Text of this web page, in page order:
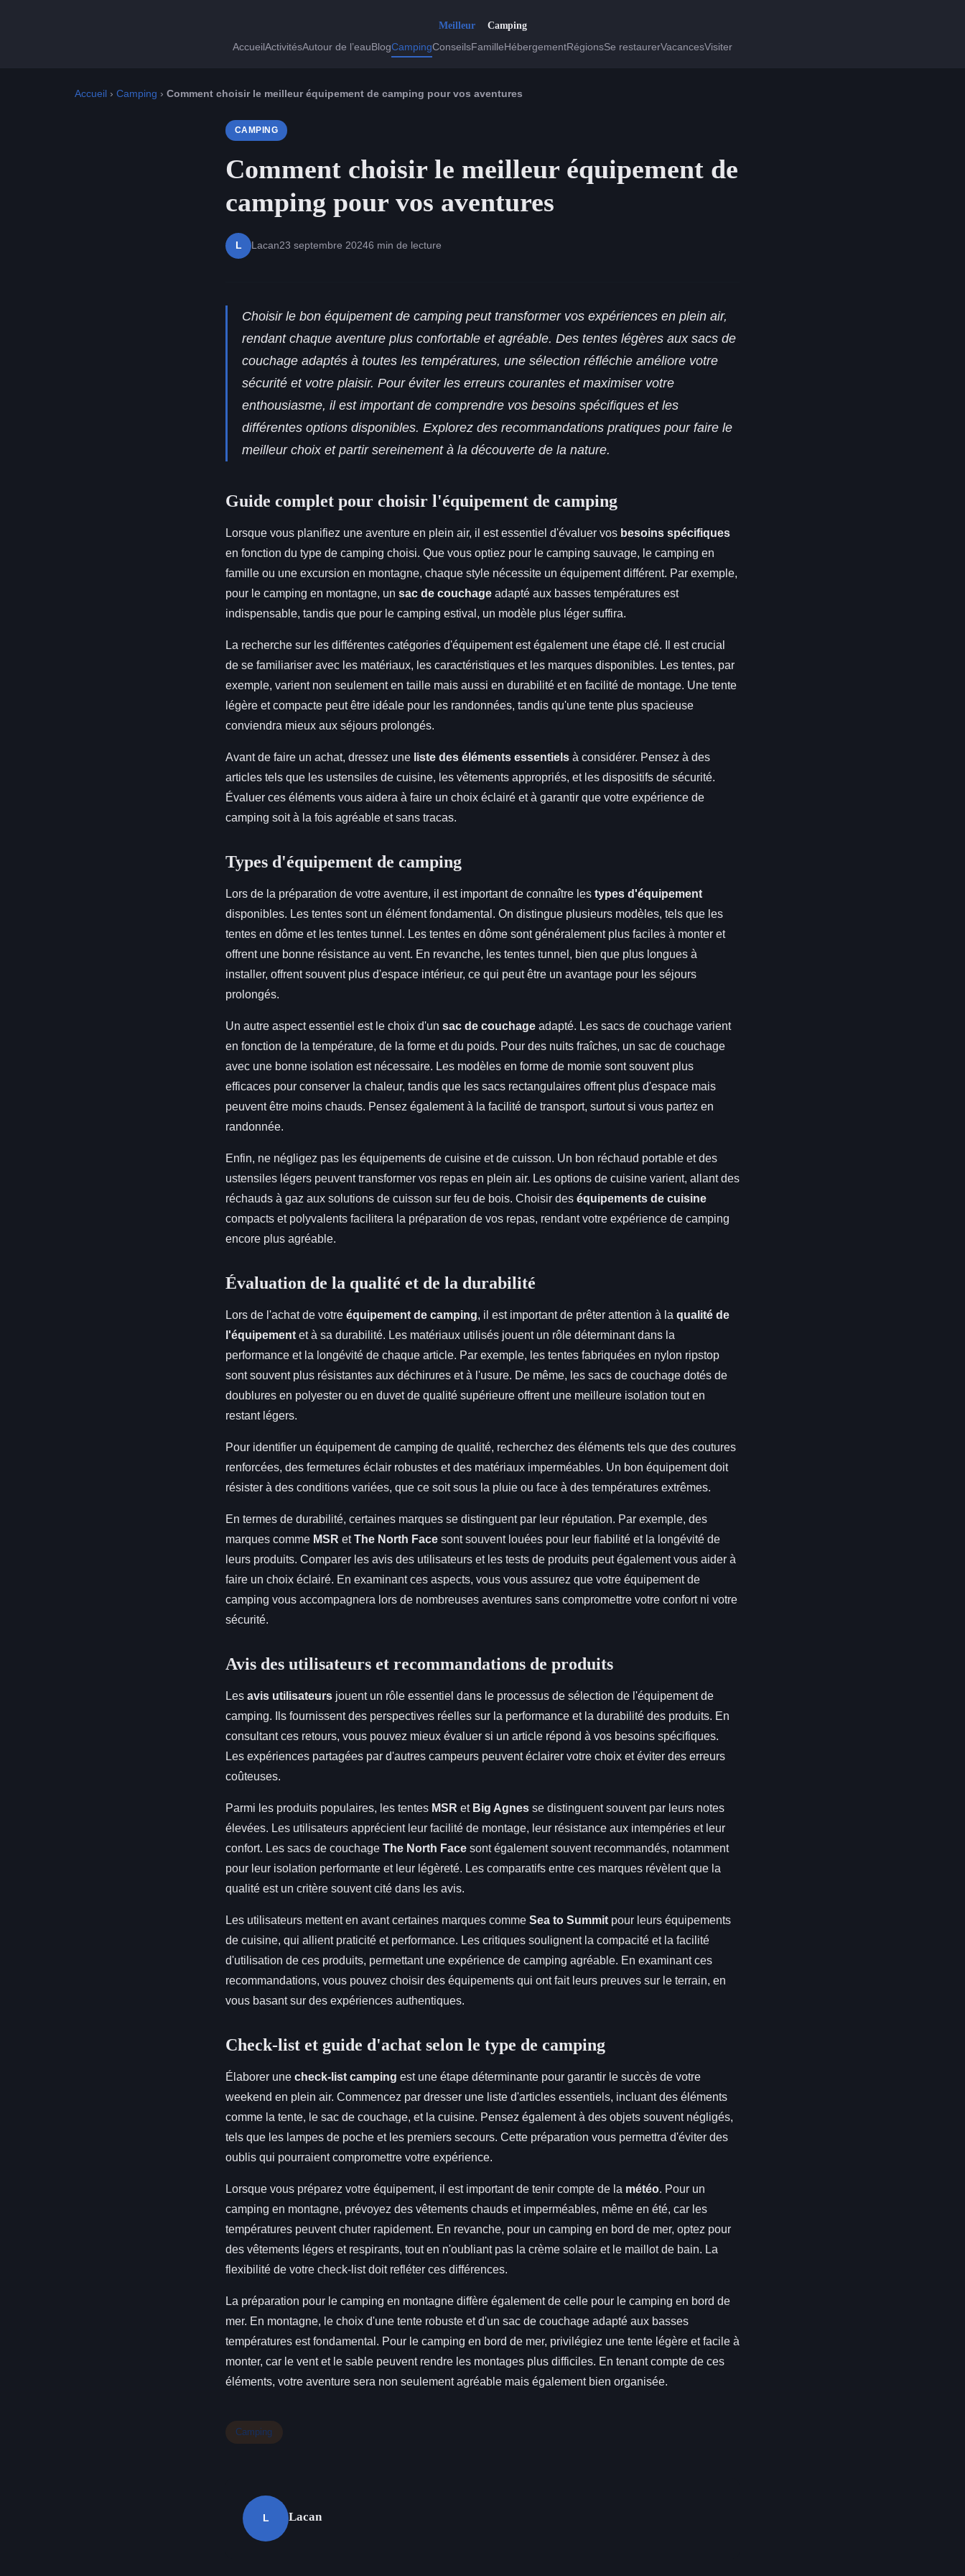
AccueilActivitésAutour de l’eauBlogCampingConseilsFamilleHébergementRégionsSe restaurerVacancesVisiter
Accueil › Camping › Comment choisir le meilleur équipement de camping pour vos aventures
CAMPING
Comment choisir le meilleur équipement de
camping pour vos aventures
L Lacan23 septembre 20246 min de lecture
Choisir le bon équipement de camping peut transformer vos expériences en plein air,
rendant chaque aventure plus confortable et agréable. Des tentes légères aux sacs de
couchage adaptés à toutes les températures, une sélection réfléchie améliore votre
sécurité et votre plaisir. Pour éviter les erreurs courantes et maximiser votre
enthousiasme, il est important de comprendre vos besoins spécifiques et les
différentes options disponibles. Explorez des recommandations pratiques pour faire le
meilleur choix et partir sereinement à la découverte de la nature.
Guide complet pour choisir l'équipement de camping
Lorsque vous planifiez une aventure en plein air, il est essentiel d'évaluer vos besoins spécifiques
en fonction du type de camping choisi. Que vous optiez pour le camping sauvage, le camping en
famille ou une excursion en montagne, chaque style nécessite un équipement différent. Par exemple,
pour le camping en montagne, un sac de couchage adapté aux basses températures est
indispensable, tandis que pour le camping estival, un modèle plus léger suffira.
La recherche sur les différentes catégories d'équipement est également une étape clé. Il est crucial
de se familiariser avec les matériaux, les caractéristiques et les marques disponibles. Les tentes, par
exemple, varient non seulement en taille mais aussi en durabilité et en facilité de montage. Une tente
légère et compacte peut être idéale pour les randonnées, tandis qu'une tente plus spacieuse
conviendra mieux aux séjours prolongés.
Avant de faire un achat, dressez une liste des éléments essentiels à considérer. Pensez à des
articles tels que les ustensiles de cuisine, les vêtements appropriés, et les dispositifs de sécurité.
Évaluer ces éléments vous aidera à faire un choix éclairé et à garantir que votre expérience de
camping soit à la fois agréable et sans tracas.
Types d'équipement de camping
Lors de la préparation de votre aventure, il est important de connaître les types d'équipement
disponibles. Les tentes sont un élément fondamental. On distingue plusieurs modèles, tels que les
tentes en dôme et les tentes tunnel. Les tentes en dôme sont généralement plus faciles à monter et
offrent une bonne résistance au vent. En revanche, les tentes tunnel, bien que plus longues à
installer, offrent souvent plus d'espace intérieur, ce qui peut être un avantage pour les séjours
prolongés.
Un autre aspect essentiel est le choix d'un sac de couchage adapté. Les sacs de couchage varient
en fonction de la température, de la forme et du poids. Pour des nuits fraîches, un sac de couchage
avec une bonne isolation est nécessaire. Les modèles en forme de momie sont souvent plus
efficaces pour conserver la chaleur, tandis que les sacs rectangulaires offrent plus d'espace mais
peuvent être moins chauds. Pensez également à la facilité de transport, surtout si vous partez en
randonnée.
Enfin, ne négligez pas les équipements de cuisine et de cuisson. Un bon réchaud portable et des
ustensiles légers peuvent transformer vos repas en plein air. Les options de cuisine varient, allant des
réchauds à gaz aux solutions de cuisson sur feu de bois. Choisir des équipements de cuisine
compacts et polyvalents facilitera la préparation de vos repas, rendant votre expérience de camping
encore plus agréable.
Évaluation de la qualité et de la durabilité
Lors de l'achat de votre équipement de camping, il est important de prêter attention à la qualité de
l'équipement et à sa durabilité. Les matériaux utilisés jouent un rôle déterminant dans la
performance et la longévité de chaque article. Par exemple, les tentes fabriquées en nylon ripstop
sont souvent plus résistantes aux déchirures et à l'usure. De même, les sacs de couchage dotés de
doublures en polyester ou en duvet de qualité supérieure offrent une meilleure isolation tout en
restant légers.
Pour identifier un équipement de camping de qualité, recherchez des éléments tels que des coutures
renforcées, des fermetures éclair robustes et des matériaux imperméables. Un bon équipement doit
résister à des conditions variées, que ce soit sous la pluie ou face à des températures extrêmes.
En termes de durabilité, certaines marques se distinguent par leur réputation. Par exemple, des
marques comme MSR etThe North Face sont souvent louées pour leur fiabilité et la longévité de
leurs produits. Comparer les avis des utilisateurs et les tests de produits peut également vous aider à
faire un choix éclairé. En examinant ces aspects, vous vous assurez que votre équipement de
camping vous accompagnera lors de nombreuses aventures sans compromettre votre confort ni votre
sécurité.
Avis des utilisateurs et recommandations de produits
Les avis utilisateurs jouent un rôle essentiel dans le processus de sélection de l'équipement de
camping. Ils fournissent des perspectives réelles sur la performance et la durabilité des produits. En
consultant ces retours, vous pouvez mieux évaluer si un article répond à vos besoins spécifiques.
Les expériences partagées par d'autres campeurs peuvent éclairer votre choix et éviter des erreurs
coûteuses.
Parmi les produits populaires, les tentes MSR et Big Agnes se distinguent souvent par leurs notes
élevées. Les utilisateurs apprécient leur facilité de montage, leur résistance aux intempéries et leur
confort. Les sacs de couchage The North Face sont également souvent recommandés, notamment
pour leur isolation performante et leur légèreté. Les comparatifs entre ces marques révèlent que la
qualité est un critère souvent cité dans les avis.
Les utilisateurs mettent en avant certaines marques comme Sea to Summit pour leurs équipements
de cuisine, qui allient praticité et performance. Les critiques soulignent la compacité et la facilité
d'utilisation de ces produits, permettant une expérience de camping agréable. En examinant ces
recommandations, vous pouvez choisir des équipements qui ont fait leurs preuves sur le terrain, en
vous basant sur des expériences authentiques.
Check-list et guide d'achat selon le type de camping
Élaborer une check-list camping est une étape déterminante pour garantir le succès de votre
weekend en plein air. Commencez par dresser une liste d'articles essentiels, incluant des éléments
comme la tente, le sac de couchage, et la cuisine. Pensez également à des objets souvent négligés,
tels que les lampes de poche et les premiers secours. Cette préparation vous permettra d'éviter des
oublis qui pourraient compromettre votre expérience.
Lorsque vous préparez votre équipement, il est important de tenir compte de la météo. Pour un
camping en montagne, prévoyez des vêtements chauds et imperméables, même en été, car les
températures peuvent chuter rapidement. En revanche, pour un camping en bord de mer, optez pour
des vêtements légers et respirants, tout en n'oubliant pas la crème solaire et le maillot de bain. La
flexibilité de votre check-list doit refléter ces différences.
La préparation pour le camping en montagne diffère également de celle pour le camping en bord de
mer. En montagne, le choix d'une tente robuste et d'un sac de couchage adapté aux basses
températures est fondamental. Pour le camping en bord de mer, privilégiez une tente légère et facile à
monter, car le vent et le sable peuvent rendre les montages plus difficiles. En tenant compte de ces
éléments, votre aventure sera non seulement agréable mais également bien organisée.
Camping
L Lacan